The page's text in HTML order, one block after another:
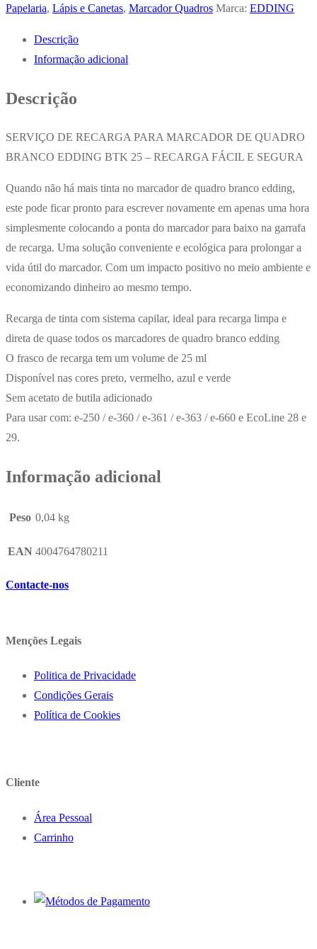
Marcador
Brancos
Edding
Papelaria, Lápis e Canetas, Marcador Quadros Marca: EDDING
Descrição
Informação adicional
Descrição
SERVIÇO DE RECARGA PARA MARCADOR DE QUADRO
BRANCO EDDING BTK 25 – RECARGA FÁCIL E SEGURA
Quando não há mais tinta no marcador de quadro branco edding,
este pode ficar pronto para escrever novamente em apenas uma hora
simplesmente colocando a ponta do marcador para baixo na garrafa
de recarga. Uma solução conveniente e ecológica para prolongar a
vida útil do marcador. Com um impacto positivo no meio ambiente e
economizando dinheiro ao mesmo tempo.
Recarga de tinta com sistema capilar, ideal para recarga limpa e
direta de quase todos os marcadores de quadro branco edding
O frasco de recarga tem um volume de 25 ml
Disponível nas cores preto, vermelho, azul e verde
Sem acetato de butila adicionado
Para usar com: e-250 / e-360 / e-361 / e-363 / e-660 e EcoLine 28 e
29.
Informação adicional
Peso 0,04 kg
EAN 4004764780211
Contacte-nos
Menções Legais
Politica de Privacidade
Condições Gerais
Política de Cookies
Cliente
Área Pessoal
Carrinho